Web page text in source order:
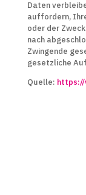
Daten
auffordern,
oder der
nach
Zwingende
gesetzliche
Quelle: https://